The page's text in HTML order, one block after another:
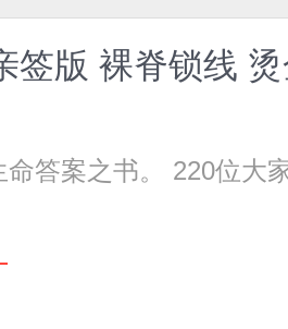
答案之书。 220位大